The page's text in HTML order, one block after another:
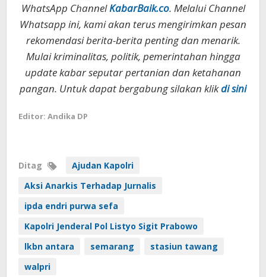
WhatsApp ChannelKabarBaik.co. Melalui Channel
Whatsapp ini, kami akan terus mengirimkan pesan
rekomendasi berita-berita penting dan menarik.
Mulai kriminalitas, politik, pemerintahan hingga
update kabar seputar pertanian dan ketahanan
pangan. Untuk dapat bergabung silakan klikdi sini
Editor: Andika DP
Ditag
Ajudan Kapolri
Aksi Anarkis Terhadap Jurnalis
ipda endri purwa sefa
Kapolri Jenderal Pol Listyo Sigit Prabowo
lkbn antara
semarang
stasiun tawang
walpri